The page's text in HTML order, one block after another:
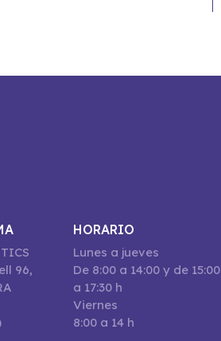
96,
HORARIO
Lunes a jueves
De 8:00 a 14:00 y de 15:00
a 17:30 h
Viernes
8:00 a 14 h